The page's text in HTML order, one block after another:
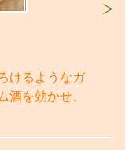
けるようなガ
酒を効かせ、